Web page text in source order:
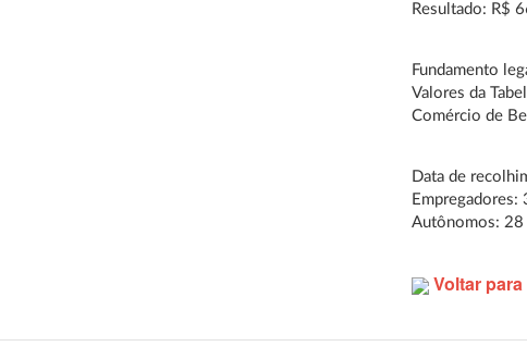
Resultado: R$
Fundamento
Valores da
Comércio de
Data de
Empregadores:
Autônomos: 28
Voltar